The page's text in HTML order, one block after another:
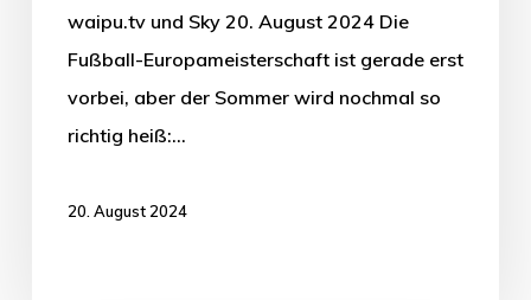
waipu.tv und Sky 20. August 2024 Die
Fußball-Europameisterschaft ist gerade erst
vorbei, aber der Sommer wird nochmal so
richtig heiß:…
20. August 2024